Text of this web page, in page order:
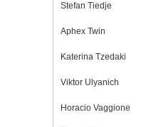
Stefan Tiedje
Aphex Twin
Katerina Tzedaki
Viktor Ulyanich
Horacio Vaggione